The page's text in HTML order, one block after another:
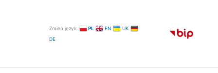
Zmień język: PL EN
UK
DE